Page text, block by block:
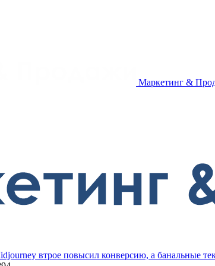
Маркетинг &
втрое повысил конверсию, а банальные